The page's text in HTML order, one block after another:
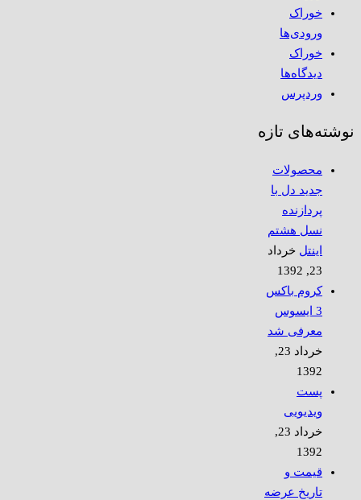
خوراک
ورودی‌ها
خوراک
دیدگاه‌ها
وردپرس
نوشته‌های تازه
محصولات
جدید دل با
پردازنده
نسل هشتم
اینتل خرداد
23, 1392
کروم باکس
3 ایسوس
معرفی شد
خرداد 23,
1392
پست
ویدیویی
خرداد 23,
1392
قیمت و
تاریخ عرضه